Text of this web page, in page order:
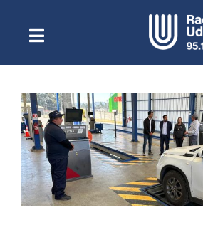
contenidoToggle
NavigationEscuchar Radio UdeC
Quiénes Somos
Programación
Podcast
Noticias